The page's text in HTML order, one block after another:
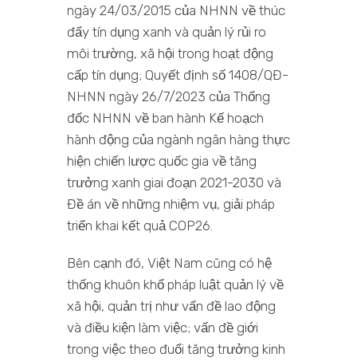
ngày 24/03/2015 của NHNN về thúc
đẩy tín dụng xanh và quản lý rủi ro
môi trường, xã hội trong hoạt động
cấp tín dụng; Quyết định số 1408/QĐ-
NHNN ngày 26/7/2023 của Thống
đốc NHNN về ban hành Kế hoạch
hành động của ngành ngân hàng thực
hiện chiến lược quốc gia về tăng
trưởng xanh giai đoạn 2021-2030 và
Đề án về những nhiệm vụ, giải pháp
triển khai kết quả COP26.
Bên cạnh đó, Việt Nam cũng có hệ
thống khuôn khổ pháp luật quản lý về
xã hội, quản trị như vấn đề lao động
và điều kiện làm việc; vấn đề giới
trong việc theo đuổi tăng trưởng kinh